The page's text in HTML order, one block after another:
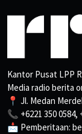
Kantor Pusat LPP
Media radio berita
📍 Jl. Medan
📞 +6221 350 0584,
📩 Pemberitaan: